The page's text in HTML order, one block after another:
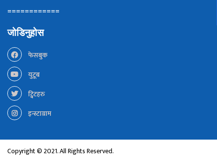
============
जोडिनुहोस
फेसबुक
युटूब
ट्विटहरु
इन्स्टाग्राम
Copyright © 2021. All Rights Reserved.